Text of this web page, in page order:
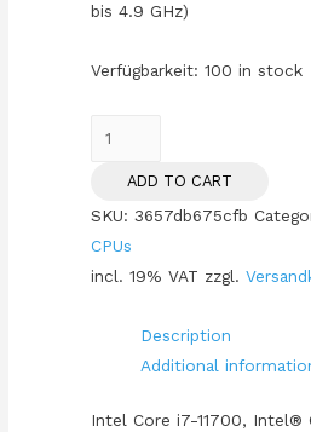
bis 4.9 GHz)
Verfügbarkeit: 100 in stock
CORE
i7
11700
TRAY
ADD TO CART
SKU:3657db675cfb
CPUs
incl. 19% VAT zzgl.
Description
Additional
Intel Core i7-11700, Intel®